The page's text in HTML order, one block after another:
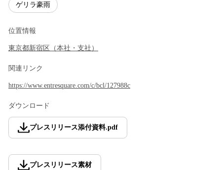
ゲリラ豪雨
位置情報
東京都新宿区 （本社・支社 ）
関連リンク
https://www.entresquare.com/c/bcl/127988c
ダウンロード
プレスリリース添付資料.pdf
プレスリリース素材